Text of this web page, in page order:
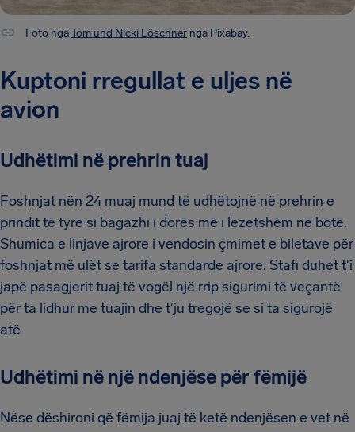
Foto ngaTom und Nicki Löschner nga Pixabay.
Kuptoni rregullat e uljes në
avion
Udhëtimi në prehrin tuaj
Foshnjat nën 24 muaj mund të udhëtojnë në prehrin e
prindit të tyre si bagazhi i dorës më i lezetshëm në botë.
Shumica e linjave ajrore i vendosin çmimet e biletave për
foshnjat më ulët se tarifa standarde ajrore. Stafi duhet t'i
japë pasagjerit tuaj të vogël një rrip sigurimi të veçantë
për ta lidhur me tuajin dhe t'ju tregojë se si ta sigurojë
atë
Udhëtimi në një ndenjëse për fëmijë
Nëse dëshironi që fëmija juaj të ketë ndenjësen e vet në